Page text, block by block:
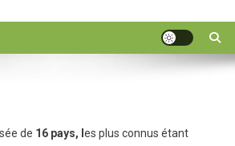
de 16 pays, l es plus connus étant